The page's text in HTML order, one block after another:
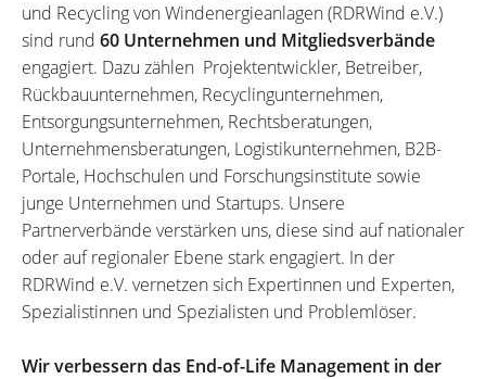
und Recycling von Windenergieanlagen (RDRWind e.V.)
sind rund 60 Unternehmen und Mitgliedsverbände
engagiert. Dazu zählen Projektentwickler, Betreiber,
Rückbauunternehmen, Recyclingunternehmen,
Entsorgungsunternehmen, Rechtsberatungen,
Unternehmensberatungen, Logistikunternehmen, B2B-
Portale, Hochschulen und Forschungsinstitute sowie
junge Unternehmen und Startups. Unsere
Partnerverbände verstärken uns, diese sind auf nationaler
oder auf regionaler Ebene stark engagiert. In der
RDRWind e.V. vernetzen sich Expertinnen und Experten,
Spezialistinnen und Spezialisten und Problemlöser.
Wir verbessern das End-of-Life Management in der